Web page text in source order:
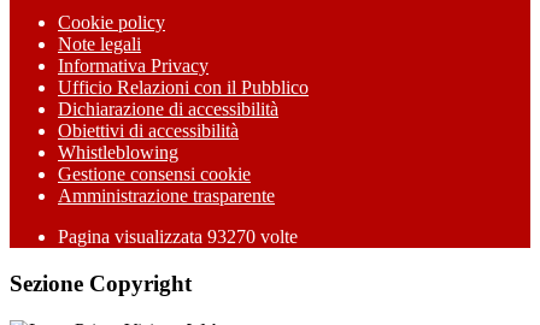
Cookie policy
Note legali
Informativa Privacy
Ufficio Relazioni con il Pubblico
Dichiarazione di accessibilità
Obiettivi di accessibilità
Whistleblowing
Gestione consensi cookie
Amministrazione trasparente
Pagina visualizzata 93270 volte
Sezione Copyright